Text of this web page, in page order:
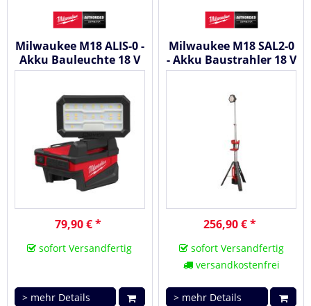
Milwaukee M18 ALIS-0 -
Akku Bauleuchte 18 V
#4933498148
79,90 € *
sofort Versandfertig
> mehr Details
Milwaukee M18 SAL2-0
- Akku Baustrahler 18 V
#4933492486
256,90 € *
sofort Versandfertig
versandkostenfrei
> mehr Details